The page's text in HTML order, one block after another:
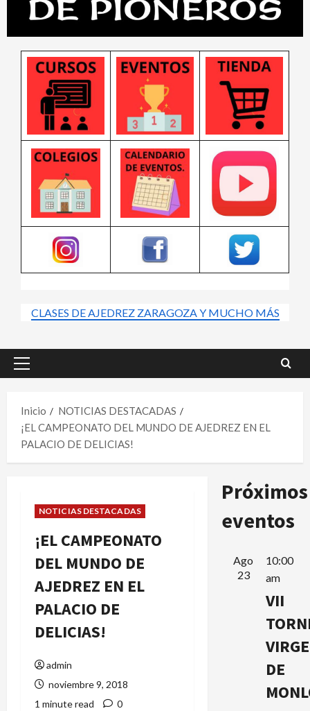
CLASES DE AJEDREZ ZARAGOZA Y MUCHO MÁS
Menú
Inicio
NOTICIAS DESTACADAS
¡EL CAMPEONATO DEL MUNDO DE AJEDREZ EN EL
PALACIO DE DELICIAS!
NOTICIAS DESTACADAS
¡EL CAMPEONATO
DEL MUNDO DE
AJEDREZ EN EL
PALACIO DE
DELICIAS!
admin
noviembre 9, 2018
1 minute read
0
Próximos
eventos
Ago
23
10:00
am
VII
DE